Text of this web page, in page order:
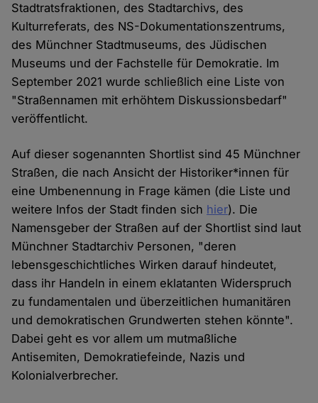
Stadtratsfraktionen, des Stadtarchivs, des
Kulturreferats, des NS-Dokumentationszentrums,
des Münchner Stadtmuseums, des Jüdischen
Museums und der Fachstelle für Demokratie. Im
September 2021 wurde schließlich eine Liste von
"Straßennamen mit erhöhtem Diskussionsbedarf"
veröffentlicht.
Auf dieser sogenannten Shortlist sind 45 Münchner
Straßen, die nach Ansicht der Historiker*innen für
eine Umbenennung in Frage kämen (die Liste und
weitere Infos der Stadt finden sich hier). Die
Namensgeber der Straßen auf der Shortlist sind laut
Münchner Stadtarchiv Personen, "deren
lebensgeschichtliches Wirken darauf hindeutet,
dass ihr Handeln in einem eklatanten Widerspruch
zu fundamentalen und überzeitlichen humanitären
und demokratischen Grundwerten stehen könnte".
Dabei geht es vor allem um mutmaßliche
Antisemiten, Demokratiefeinde, Nazis und
Kolonialverbrecher.